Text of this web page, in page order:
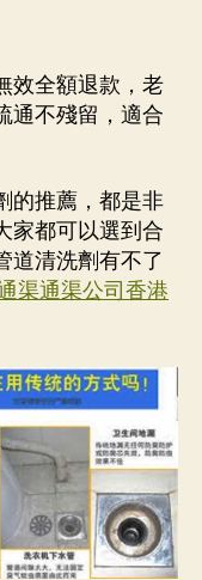
效全額退款，老
通不殘留，適合
的推薦，都是非
家都可以選到合
道清洗劑有不了
渠通渠公司香港